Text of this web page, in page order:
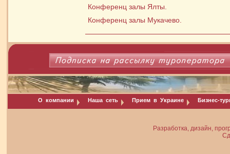
Конференц залы Ялты.
Конференц залы Мукачево.
О компании Наша сеть Прием в Украине Бизнес-
Разработка, дизайн,